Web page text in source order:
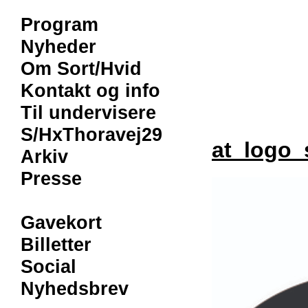
Program
Nyheder
Om Sort/Hvid
Kontakt og info
Til undervisere
S/HxThoravej29
Arkiv
Presse
Gavekort
Billetter
Social
Nyhedsbrev